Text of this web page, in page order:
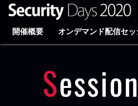
開催概要 オンデマンド配信セッ
Session